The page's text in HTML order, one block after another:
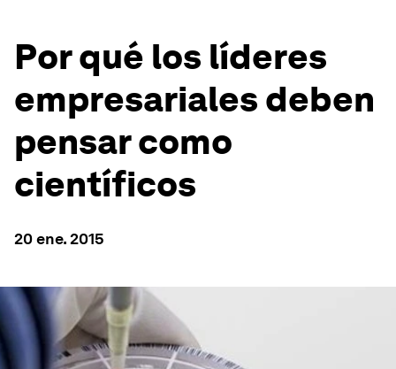
Por qué los líderes
empresariales deben
pensar como
científicos
20 ene. 2015